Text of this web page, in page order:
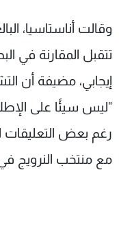
تتقبل المقارنة في
إيجابي، مضيفة أن
"ليس سيئًا على
رغم بعض التعليقات
مع منتخب النرويج في